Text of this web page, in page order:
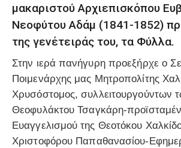
μακαριστού Αρχιεπισκόπου
Νεοφύτου Αδάμ (1841-1852)
της γενέτειράς του, τα Φύλλα.
Στην ιερά πανήγυρη προεξήρχε ο
Ποιμενάρχης μας Μητροπολίτης
Χρυσόστομος, συλλειτουργούντων
Θεοφυλάκτου Τσαγκάρη-
Ευαγγελισμού της Θεοτόκου
Χριστοφόρου Παπαθανασίου-